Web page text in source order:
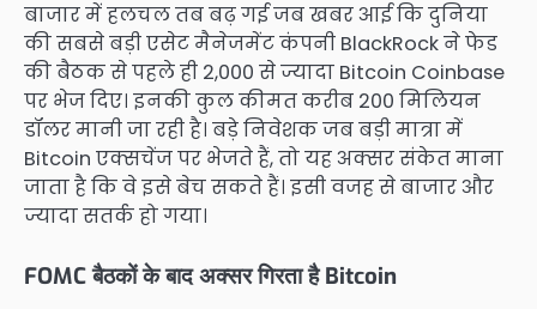
बाजार में हलचल तब बढ़ गई जब खबर आई कि दुनिया
की सबसे बड़ी एसेट मैनेजमेंट कंपनी BlackRock ने फेड
की बैठक से पहले ही 2,000 से ज्यादा Bitcoin Coinbase
पर भेज दिए। इनकी कुल कीमत करीब 200 मिलियन
डॉलर मानी जा रही है। बड़े निवेशक जब बड़ी मात्रा में
Bitcoin एक्सचेंज पर भेजते हैं, तो यह अक्सर संकेत माना
जाता है कि वे इसे बेच सकते हैं। इसी वजह से बाजार और
ज्यादा सतर्क हो गया।
FOMC बैठकों के बाद अक्सर गिरता है Bitcoin